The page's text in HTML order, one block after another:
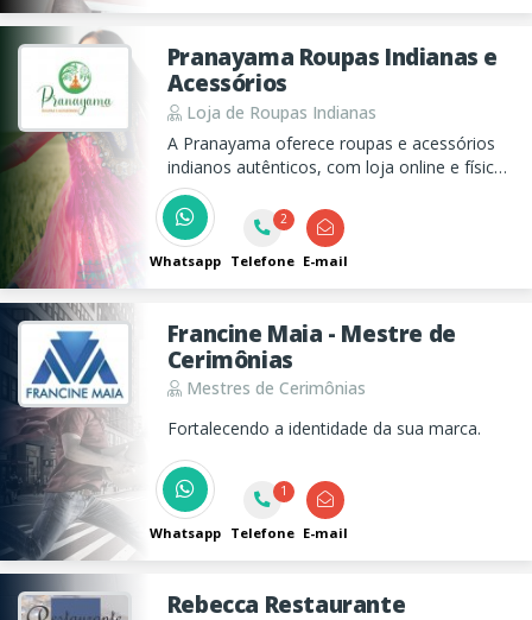
Pranayama Roupas Indianas e
Acessórios
Loja de Roupas Indianas
A Pranayama oferece roupas e acessórios
indianos autênticos, com loja online e física
em São José dos Campos. Também realiza
sessões de massagens, Reiki e Barra de
Access em Taubaté, proporcionando uma
experiência completa de bem-estar.
Whatsapp
2
Telefone E-mail
Francine Maia - Mestre de
Cerimônias
Mestres de Cerimônias
Fortalecendo a identidade da sua marca.
Whatsapp
1
Telefone E-mail
Rebecca Restaurante